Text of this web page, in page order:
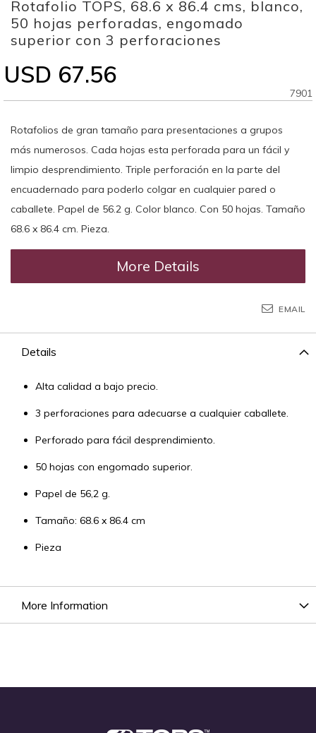
to
the
beginning
of
images
Rotafolio TOPS, 68.6 x 86.4 cms, blanco,
50 hojas perforadas, engomado
superior con 3 perforaciones
USD 67.56
7901
Rotafolios de gran tamaño para presentaciones a grupos
más numerosos. Cada hojas esta perforada para un fácil y
limpio desprendimiento. Triple perforación en la parte del
encuadernado para poderlo colgar en cualquier pared o
caballete. Papel de 56.2 g. Color blanco. Con 50 hojas. Tamaño
68.6 x 86.4 cm. Pieza.
More Details
EMAIL
Details
Alta calidad a bajo precio.
3 perforaciones para adecuarse a cualquier caballete.
Perforado para fácil desprendimiento.
50 hojas con engomado superior.
Papel de 56,2 g.
Tamaño: 68.6 x 86.4 cm
Pieza
More Information